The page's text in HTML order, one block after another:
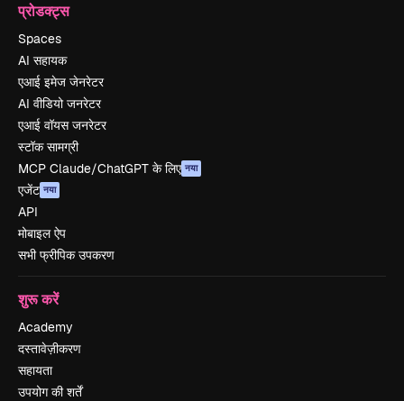
प्रोडक्ट्स
Spaces
AI सहायक
एआई इमेज जेनरेटर
AI वीडियो जनरेटर
एआई वॉयस जनरेटर
स्टॉक सामग्री
MCP Claude/ChatGPT के लिए नया
एजेंट नया
API
मोबाइल ऐप
सभी फ्रीपिक उपकरण
शुरू करें
Academy
दस्तावेज़ीकरण
सहायता
उपयोग की शर्तें